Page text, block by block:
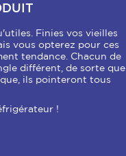
Finies vos vieilles
vous opterez pour ces
tendance. Chacun de
différent, de sorte que
ils pointeront tous
!